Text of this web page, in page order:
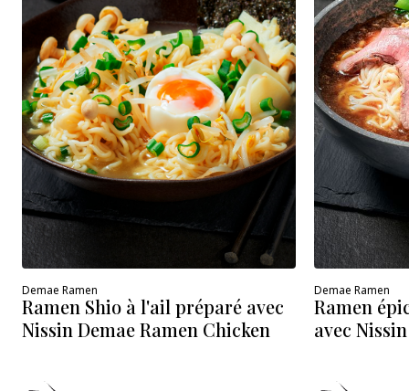
Demae Ramen
Ramen Shio à l'ail préparé avec
Nissin Demae Ramen Chicken
Demae Ramen
Ramen
avec